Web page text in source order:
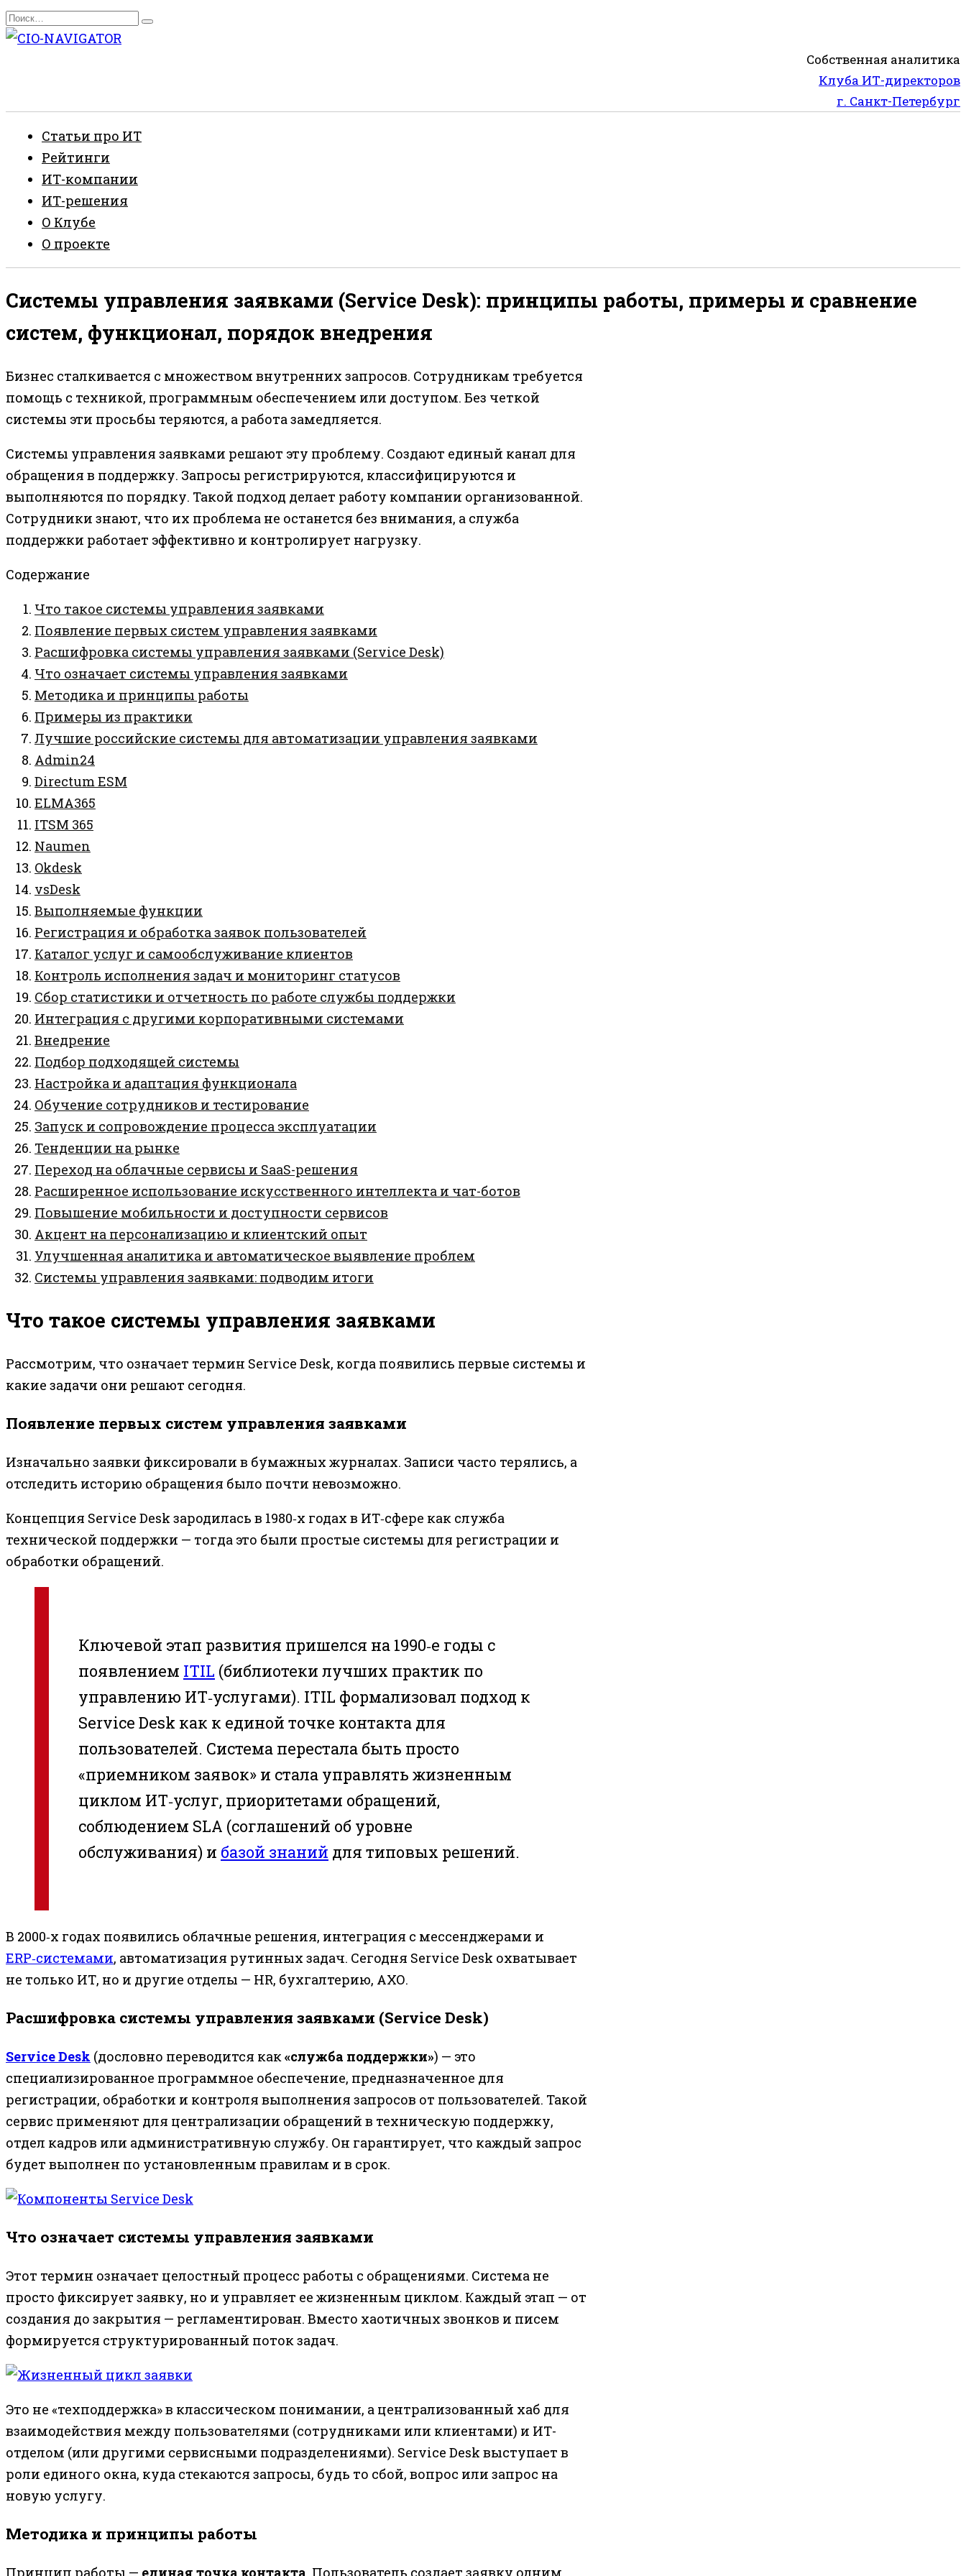
Перейти
к
Search
for:
Собственная аналитика
Клуба ИТ-директоров
г. Санкт-Петербург
Статьи про ИТ
Рейтинги
ИТ-компании
ИТ-решения
О Клубе
О проекте
Системы управления заявками (Service Desk): принципы работы, примеры и сравнение
систем, функционал, порядок внедрения
Бизнес сталкивается с множеством внутренних запросов. Сотрудникам требуется
помощь с техникой, программным обеспечением или доступом. Без четкой
системы эти просьбы теряются, а работа замедляется.
Системы управления заявками решают эту проблему. Создают единый канал для
обращения в поддержку. Запросы регистрируются, классифицируются и
выполняются по порядку. Такой подход делает работу компании организованной.
Сотрудники знают, что их проблема не останется без внимания, а служба
поддержки работает эффективно и контролирует нагрузку.
Содержание
Что такое системы управления заявками
Появление первых систем управления заявками
Расшифровка системы управления заявками (Service Desk)
Что означает системы управления заявками
Методика и принципы работы
Примеры из практики
Лучшие российские системы для автоматизации управления заявками
Admin24
Directum ESM
ELMA365
ITSM 365
Naumen
Okdesk
vsDesk
Выполняемые функции
Регистрация и обработка заявок пользователей
Каталог услуг и самообслуживание клиентов
Контроль исполнения задач и мониторинг статусов
Сбор статистики и отчетность по работе службы поддержки
Интеграция с другими корпоративными системами
Внедрение
Подбор подходящей системы
Настройка и адаптация функционала
Обучение сотрудников и тестирование
Запуск и сопровождение процесса эксплуатации
Тенденции на рынке
Переход на облачные сервисы и SaaS-решения
Расширенное использование искусственного интеллекта и чат-ботов
Повышение мобильности и доступности сервисов
Акцент на персонализацию и клиентский опыт
Улучшенная аналитика и автоматическое выявление проблем
Системы управления заявками: подводим итоги
Что такое системы управления заявками
Рассмотрим, что означает термин Service Desk, когда появились первые системы и
какие задачи они решают сегодня.
Появление первых систем управления заявками
Изначально заявки фиксировали в бумажных журналах. Записи часто терялись, а
отследить историю обращения было почти невозможно.
Концепция Service Desk зародилась в 1980‑х годах в ИТ‑сфере как служба
технической поддержки — тогда это были простые системы для регистрации и
обработки обращений.
Ключевой этап развития пришелся на 1990‑е годы с
появлением ITIL (библиотеки лучших практик по
управлению ИТ‑услугами). ITIL формализовал подход к
Service Desk как к единой точке контакта для
пользователей. Система перестала быть просто
«приемником заявок» и стала управлять жизненным
циклом ИТ‑услуг, приоритетами обращений,
соблюдением SLA (соглашений об уровне
обслуживания) и базой знаний для типовых решений.
В 2000‑х годах появились облачные решения, интеграция с мессенджерами и
ERP‑системами, автоматизация рутинных задач. Сегодня Service Desk охватывает
не только ИТ, но и другие отделы — HR, бухгалтерию, АХО.
Расшифровка системы управления заявками (Service Desk)
Service Desk (дословно переводится как«служба поддержки») — это
специализированное программное обеспечение, предназначенное для
регистрации, обработки и контроля выполнения запросов от пользователей. Такой
сервис применяют для централизации обращений в техническую поддержку,
отдел кадров или административную службу. Он гарантирует, что каждый запрос
будет выполнен по установленным правилам и в срок.
Что означает системы управления заявками
Этот термин означает целостный процесс работы с обращениями. Система не
просто фиксирует заявку, но и управляет ее жизненным циклом. Каждый этап — от
создания до закрытия — регламентирован. Вместо хаотичных звонков и писем
формируется структурированный поток задач.
Это не «техподдержка» в классическом понимании, а централизованный хаб для
взаимодействия между пользователями (сотрудниками или клиентами) и ИТ-
отделом (или другими сервисными подразделениями). Service Desk выступает в
роли единого окна, куда стекаются запросы, будь то сбой, вопрос или запрос на
новую услугу.
Методика и принципы работы